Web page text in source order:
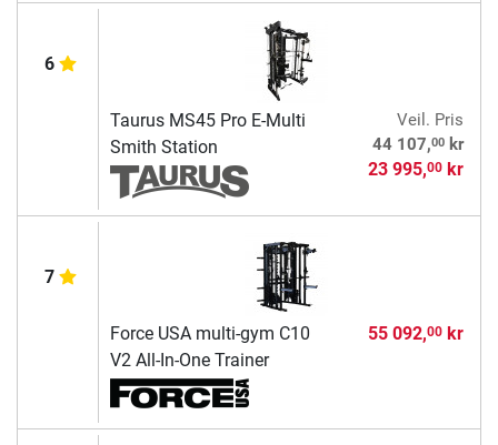
6
Taurus MS45 Pro E-Multi
Smith Station
Veil. Pris
44 107,00kr
23 995,00kr
7
Force USA multi-gym C10
V2 All-In-One Trainer
55 092,00kr